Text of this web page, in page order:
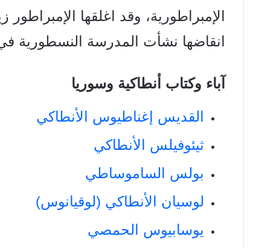
انقاضها نشأت المدرسة النسطورية
آباء وكتاب أنطاكية وسوريا
القديس إغناطيوس الأنطاكي
ثيئوفيلس الأنطاكي
بولس الساموساطي
لوسيان الأنطاكي (لوقيانوس)
يوسابيوس الحمصي